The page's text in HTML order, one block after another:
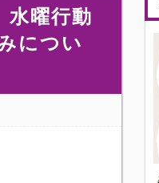
曜行動
につい